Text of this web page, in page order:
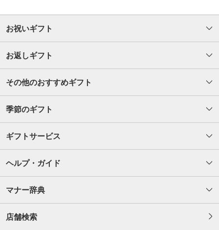
お祝いギフト
お返しギフト
その他のおすすめギフト
季節のギフト
ギフトサービス
ヘルプ・ガイド
マナー辞典
店舗検索